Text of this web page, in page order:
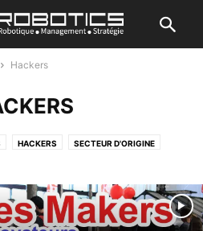
Hackers
HACKERS SECTEUR D'ORIGINE